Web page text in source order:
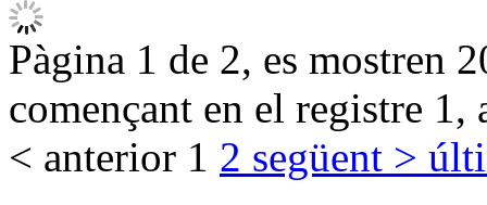
Pàgina 1 de 2, es mostren
començant en el registre 1,
< anterior 1 2 següent >